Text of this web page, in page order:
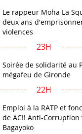
Le rappeur Moha La
deux ans
violences
23H
Soirée de solidarité au
mégafeu de Gironde
22H
Emploi à la RATP et
de AC!! Anti-Corruption
Bagayoko